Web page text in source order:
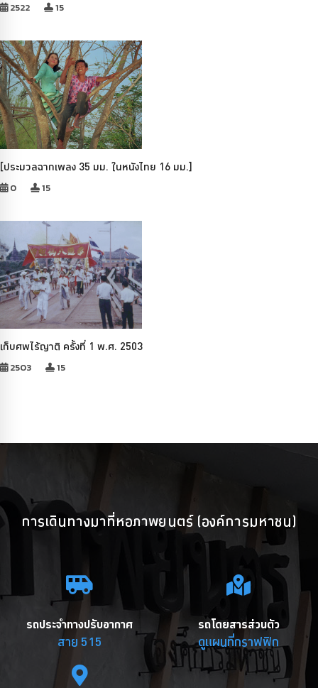
2522 15
[ประมวลฉากเพลง 35 มม. ในหนังไทย 16 มม.]
0 15
เก็บศพไร้ญาติ ครั้งที่ 1 พ.ศ. 2503
2503 15
การเดินทางมาที่หอภาพยนตร์ (องค์การมหาชน)
รถประจำทางปรับอากาศ
สาย 515
รถโดยสารส่วนตัว
ดูแผนที่กราฟฟิก